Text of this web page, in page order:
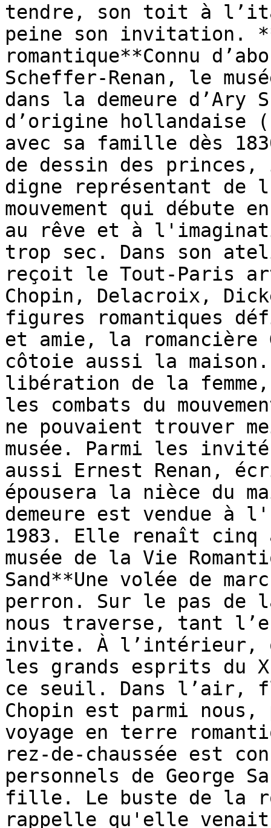
tendre, son toit à
peine son invitation.
romantique**Connu
Scheffer-Renan, le
dans la demeure d’Ary
d’origine hollandaise
avec sa famille dès
de dessin des princes,
digne représentant de
mouvement qui débute
au rêve et à
trop sec. Dans son
reçoit le Tout-Paris
Chopin, Delacroix,
figures romantiques
et amie, la romancière
côtoie aussi la
libération de la
les combats du
ne pouvaient trouver
musée. Parmi les
aussi Ernest Renan,
épousera la nièce du
demeure est vendue
1983. Elle renaît cinq
musée de la Vie
Sand**Une volée de
perron. Sur le pas de
nous traverse, tant
invite. À l’intérieur,
les grands esprits du
ce seuil. Dans l’air,
Chopin est parmi nous,
voyage en terre
rez-de-chaussée est
personnels de George
fille. Le buste de la
rappelle qu'elle